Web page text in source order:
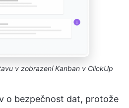
v zobrazení Kanban v ClickUp
o bezpečnost dat, protože